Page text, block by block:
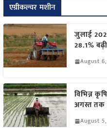
एग्रीकल्चर मशीन
जुलाई
28.1% बढ़ी
August
विभिन्न
अगस्त तक
August